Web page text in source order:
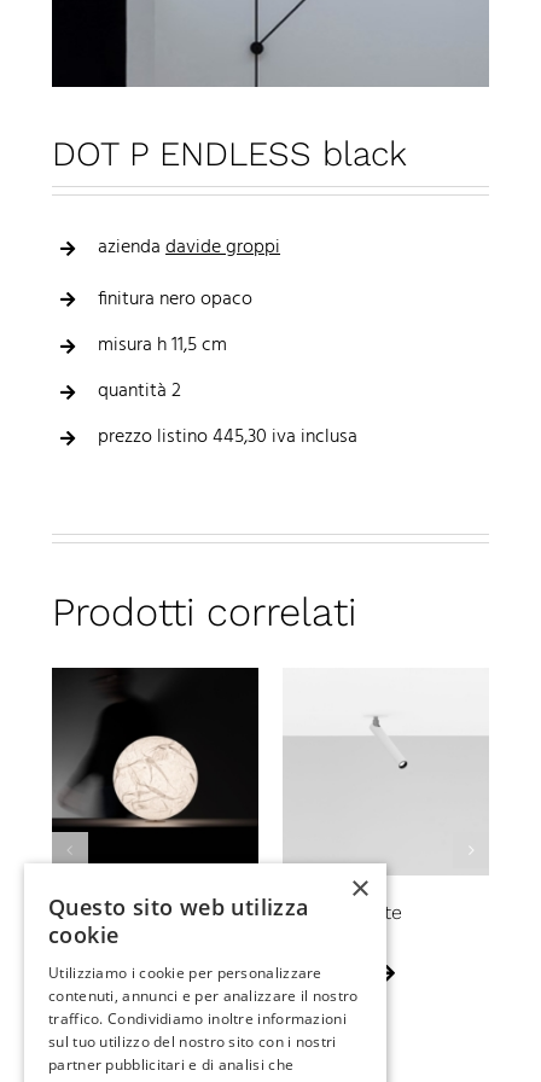
DOT P ENDLESS black
aziendadavide groppi
finitura nero opaco
misura h 11,5 cm
quantità 2
prezzo listino 445,30 iva inclusa
Prodotti correlati
MOON T MIRA R white
×
Questo sito web utilizza
cookie
Utilizziamo i cookie per personalizzare
contenuti, annunci e per analizzare il nostro
traffico. Condividiamo inoltre informazioni
sul tuo utilizzo del nostro sito con i nostri
partner pubblicitari e di analisi che